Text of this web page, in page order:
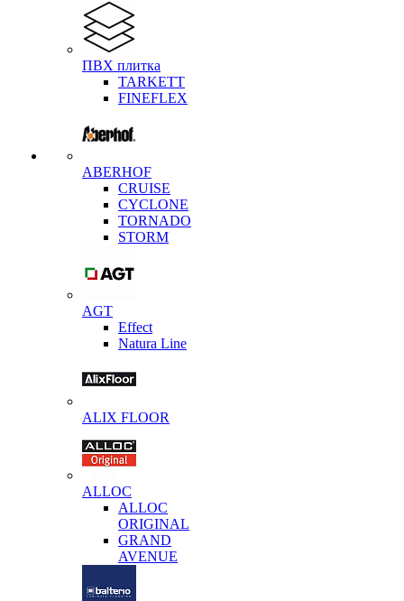
ПВХ плитка
TARKETT
FINEFLEX
ABERHOF
CRUISE
CYCLONE
TORNADO
STORM
AGT
Effect
Natura Line
ALIX FLOOR
ALLOC
ALLOC
ORIGINAL
GRAND
AVENUE